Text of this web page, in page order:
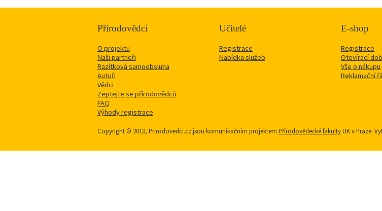
Přírodovědci
O projektu
Naši partneři
Razítková samoobsluha
Autoři
Vědci
Zeptejte se přírodovědců
FAQ
Výhody registrace
Učitelé
Registrace
Nabídka služeb
E-shop
Registrace
Otevírací
Vše o nákupu
Reklamační
Copyright © 2013, Prirodovedci.cz jsou komunikačním projektem Přírodovědecké fakultyUK v Praze.